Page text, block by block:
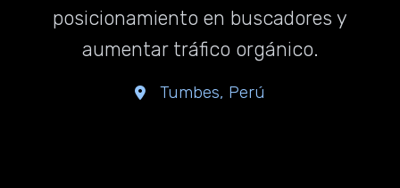
posicionamiento en buscadores y
aumentar tráfico orgánico.
Tumbes, Perú